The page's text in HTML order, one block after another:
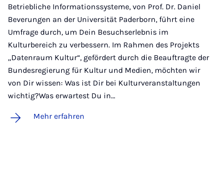
Betriebliche Informationssysteme, von Prof. Dr. Daniel
Beverungen an der Universität Paderborn, führt eine
Umfrage durch, um Dein Besuchserlebnis im
Kulturbereich zu verbessern. Im Rahmen des Projekts
„Datenraum Kultur“, gefördert durch die Beauftragte der
Bundesregierung für Kultur und Medien, möchten wir
von Dir wissen: Was ist Dir bei Kulturveranstaltungen
wichtig?Was erwartest Du in…
Mehr erfahren